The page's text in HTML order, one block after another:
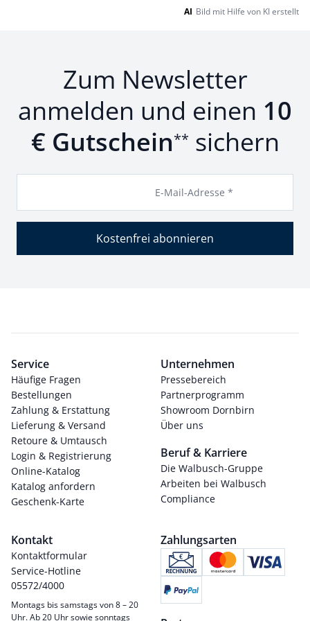
AI Bild mit Hilfe von KI erstellt
Zum Newsletter
anmelden und einen 10
€ Gutschein** sichern
E-Mail-Adresse *
Kostenfrei abonnieren
Service
Häufige Fragen
Bestellungen
Zahlung & Erstattung
Lieferung & Versand
Retoure & Umtausch
Login & Registrierung
Online-Katalog
Katalog anfordern
Geschenk-Karte
Unternehmen
Pressebereich
Partnerprogramm
Showroom Dornbirn
Über uns
Beruf & Karriere
Die Walbusch-Gruppe
Arbeiten bei Walbusch
Compliance
Kontakt
Kontaktformular
Service-Hotline
05572/4000
Montags bis samstags von 8 – 20
Uhr. Ab 20 Uhr sowie sonntags
Zahlungsarten